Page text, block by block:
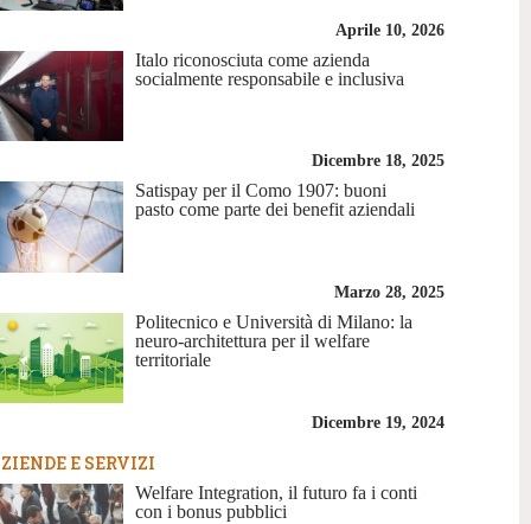
Aprile 10, 2026
Italo riconosciuta come azienda
socialmente responsabile e inclusiva
Dicembre 18, 2025
Satispay per il Como 1907: buoni
pasto come parte dei benefit aziendali
Marzo 28, 2025
Politecnico e Università di Milano: la
neuro-architettura per il welfare
territoriale
Dicembre 19, 2024
E SERVIZI
Welfare Integration, il futuro fa i conti
con i bonus pubblici